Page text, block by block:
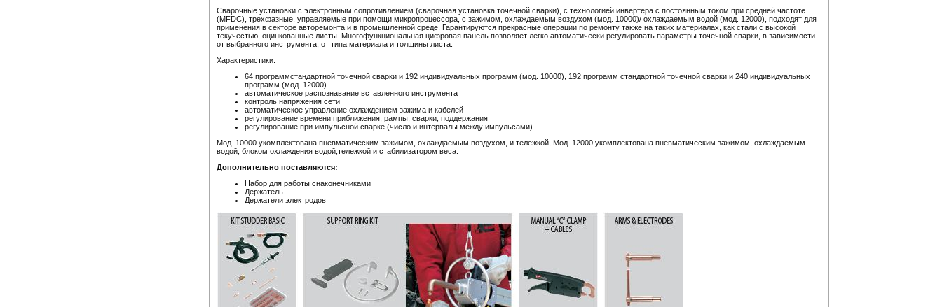
Сварочные установки с электронным сопротивлением (сварочная установка точечной сварки), с технологией инвертера с постоянным током при средней частоте
(MFDC), трехфазные, управляемые при помощи микропроцессора, с зажимом, охлаждаемым воздухом (мод. 10000)/ охлаждаемым водой (мод. 12000), подходят для
применения в секторе авторемонта и в промышленной среде. Гарантируются прекрасные операции по ремонту также на таких материалах, как стали с высокой
текучестью, оцинкованные листы. Многофункциональная цифровая панель позволяет легко автоматически регулировать параметры точечной сварки, в зависимости
от выбранного инструмента, от типа материала и толщины листа.
Xарактеристики:
64 программстандартной точечной сварки и 192 индивидуальных программ (мод. 10000), 192 программ стандартной точечной сварки и 240 индивидуальных
программ (мод. 12000)
автоматическое распознавание вставленного инструмента
контроль напряжения сети
автоматическое управление охлаждением зажима и кабелей
регулирование времени приближения, рампы, сварки, поддержания
регулирование при импульсной сварке (число и интервалы между импульсами).
Мод. 10000 укомплектована пневматическим зажимом, охлаждаемым воздухом, и тележкой, Мод. 12000 укомплектована пневматическим зажимом, охлаждаемым
водой, блоком охлаждения водой,тележкой и стабилизатором веса.
Дополнительно поставляются:
Набор для работы снаконечниками
Держатель
Держатели электродов